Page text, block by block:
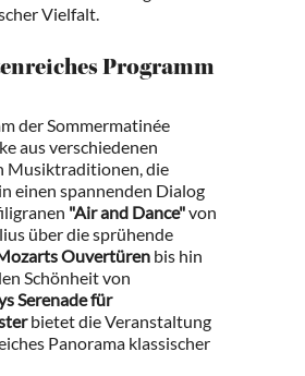
Vielfalt.
Programm
der Sommermatinée
aus verschiedenen
Musiktraditionen, die
einen spannenden Dialog
"Air and Dance"von
über die sprühende
Ouvertüren bis hin
Schönheit von
Serenade für
bietet die Veranstaltung
Panorama klassischer